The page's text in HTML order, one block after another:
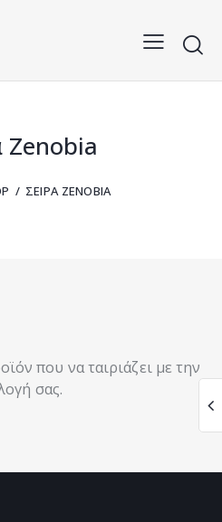
Zenobia
ΣΕΙΡΆ ZENOBIA
που να ταιριάζει με την
σας.